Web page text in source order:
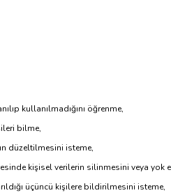
kullanılmadığını öğrenme,
bilme,
düzeltilmesini isteme,
kişisel verilerin silinmesini veya yok
üçüncü kişilere bildirilmesini isteme,